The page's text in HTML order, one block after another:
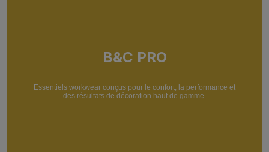
B&C PRO
Essentiels workwear conçus pour le confort, la performance et
des résultats de décoration haut de gamme.